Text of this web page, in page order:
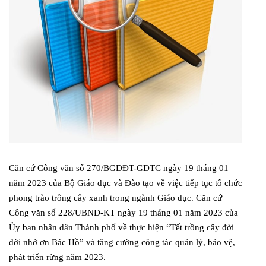
Căn cứ Công văn số 270/BGDĐT-GDTC ngày 19 tháng 01
năm 2023 của Bộ Giáo dục và Đào tạo về việc tiếp tục tổ chức
phong trào trồng cây xanh trong ngành Giáo dục. Căn cứ
Công văn số 228/UBND-KT ngày 19 tháng 01 năm 2023 của
Ủy ban nhân dân Thành phố về thực hiện “Tết trồng cây đời
đời nhớ ơn Bác Hồ” và tăng cường công tác quản lý, bảo vệ,
phát triển rừng năm 2023.